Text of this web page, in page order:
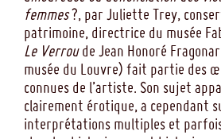
femmes?, par Juliette Trey,
patrimoine, directrice du musée
Le Verroude Jean Honoré
musée du Louvre) fait partie des
connues de l’artiste. Son sujet
clairement érotique, a cependant
interprétations multiples et